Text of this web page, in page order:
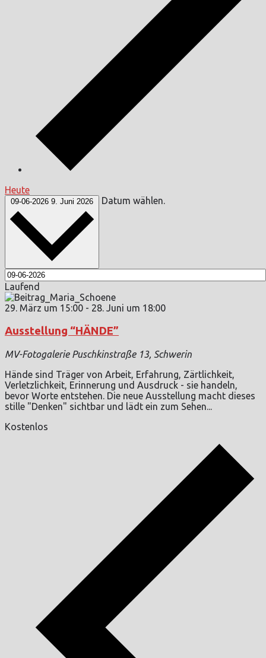
Heute
09-06-2026 9. Juni 2026 Datum wählen.
Laufend
29. März um 15:00 - 28. Juni um 18:00
Ausstellung “HÄNDE”
MV-Fotogalerie Puschkinstraße 13, Schwerin
Hände sind Träger von Arbeit, Erfahrung, Zärtlichkeit,
Verletzlichkeit, Erinnerung und Ausdruck - sie handeln,
bevor Worte entstehen. Die neue Ausstellung macht dieses
stille "Denken" sichtbar und lädt ein zum Sehen...
Kostenlos